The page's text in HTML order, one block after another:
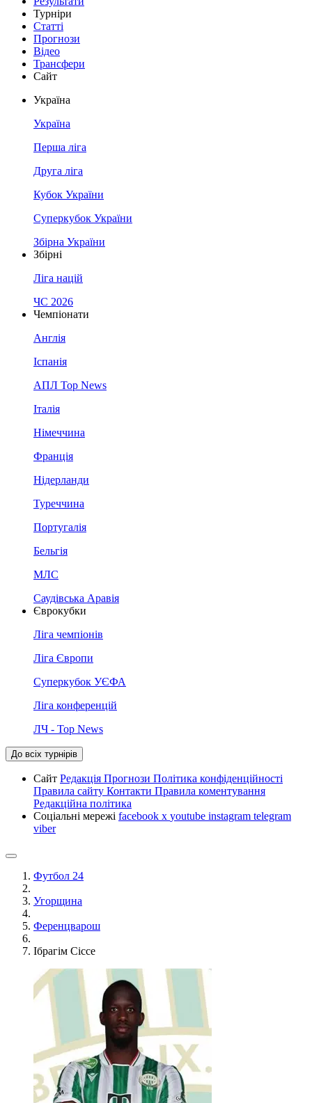
Турніри
Статті
Прогнози
Відео
Трансфери
Сайт
Україна
Україна
Перша ліга
Друга ліга
Кубок України
Суперкубок України
Збірна України
Збірні
Ліга націй
ЧС 2026
Чемпіонати
Англія
Іспанія
АПЛ Top News
Італія
Німеччина
Франція
Нідерланди
Туреччина
Португалія
Бельгія
МЛС
Саудівська Аравія
Єврокубки
Ліга чемпіонів
Ліга Європи
Суперкубок УЄФА
Ліга конференцій
ЛЧ - Top News
До всіх турнірів
Сайт Редакція Прогнози Політика конфіденційності
Правила сайту Контакти Правила коментування
Редакційна політика
Соціальні мережі facebook x youtube instagram telegram
viber
Футбол 24
Угорщина
Ференцварош
Ібрагім Сіссе